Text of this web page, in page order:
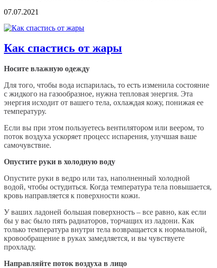
07.07.2021
Как спастись от жары
Носите влажную одежду
Для того, чтобы вода испарилась, то есть изменила состояние
с жидкого на газообразное, нужна тепловая энергия. Эта
энергия исходит от вашего тела, охлаждая кожу, понижая ее
температуру.
Если вы при этом пользуетесь вентилятором или веером, то
поток воздуха ускоряет процесс испарения, улучшая ваше
самочувствие.
Опустите руки в холодную воду
Опустите руки в ведро или таз, наполненный холодной
водой, чтобы остудиться. Когда температура тела повышается,
кровь направляется к поверхности кожи.
У ваших ладоней большая поверхность – все равно, как если
бы у вас было пять радиаторов, торчащих из ладони. Как
только температура внутри тела возвращается к нормальной,
кровообращение в руках замедляется, и вы чувствуете
прохладу.
Направляйте поток воздуха в лицо